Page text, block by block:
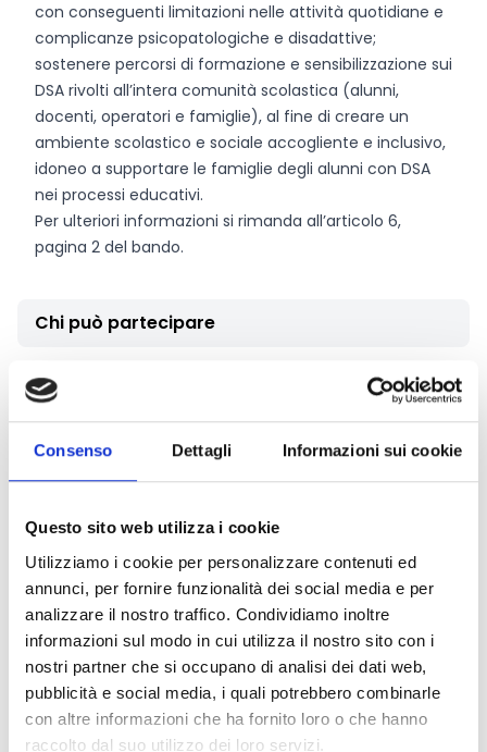
Consenso Dettagli Informazioni sui cookie
Questo sito web utilizza i cookie
Utilizziamo i cookie per personalizzare contenuti ed
annunci, per fornire funzionalità dei social media e per
analizzare il nostro traffico. Condividiamo inoltre
informazioni sul modo in cui utilizza il nostro sito con i
nostri partner che si occupano di analisi dei dati web,
pubblicità e social media, i quali potrebbero combinarle
con altre informazioni che ha fornito loro o che hanno
raccolto dal suo utilizzo dei loro servizi.
con conseguenti limitazioni nelle attività quotidiane e
complicanze psicopatologiche e disadattive;
sostenere percorsi di formazione e sensibilizzazione sui
DSA rivolti all’intera comunità scolastica (alunni,
docenti, operatori e famiglie), al fine di creare un
ambiente scolastico e sociale accogliente e inclusivo,
idoneo a supportare le famiglie degli alunni con DSA
nei processi educativi.
Per ulteriori informazioni si rimanda all’articolo 6,
pagina 2 del bando.
Chi può partecipare
Possono candidare progettualità le
del sistema
scolastico regionale come definito dall’articolo 4 della
legge regionale 13/2018, in rete. Le reti di scuole sono
istituite ai sensi dell’articolo 1, comma 70, della legge
107/2015, oppure ai sensi dell’articolo 7 del decreto del
composte da almeno sei istituzioni scolastiche,
appartenenti a diversi gradi scolastici o a diversi cicli di
istruzione.
Entità del contributo
La dotazione finanziaria complessiva ammonta a
80.000 Euro
, ripartita tra le due annualità.